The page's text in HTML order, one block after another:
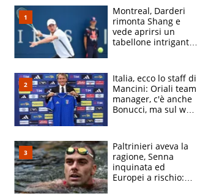
Montreal, Darderi
rimonta Shang e
vede aprirsi un
tabellone intrigante:
felice del mio livello"
Italia, ecco lo staff di
Mancini: Oriali team
manager, c'è anche
Bonucci, ma sul web
Paltrinieri aveva la
ragione, Senna
inquinata ed
Europei a rischio: